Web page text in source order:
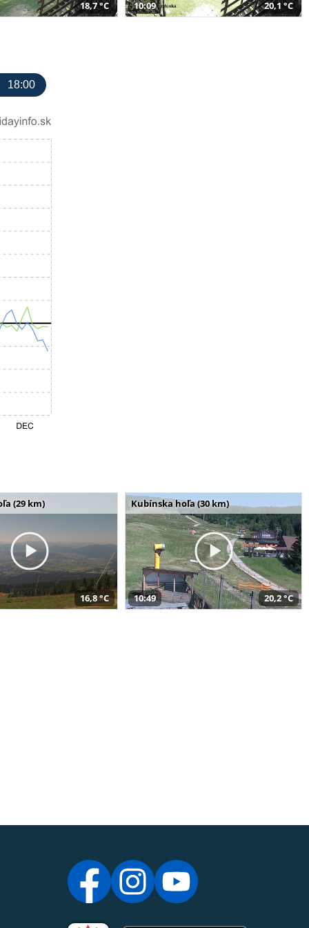
18,7 °C 10:09 20,1 °C
18:00
(29 km)
16,8 °C
Kubínska hoľa (30 km)
10:49 20,2 °C